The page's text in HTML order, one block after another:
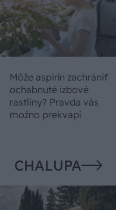
Môže aspirín zachrániť
ochabnuté izbové
rastliny? Pravda vás
možno prekvapí
CHALUPA